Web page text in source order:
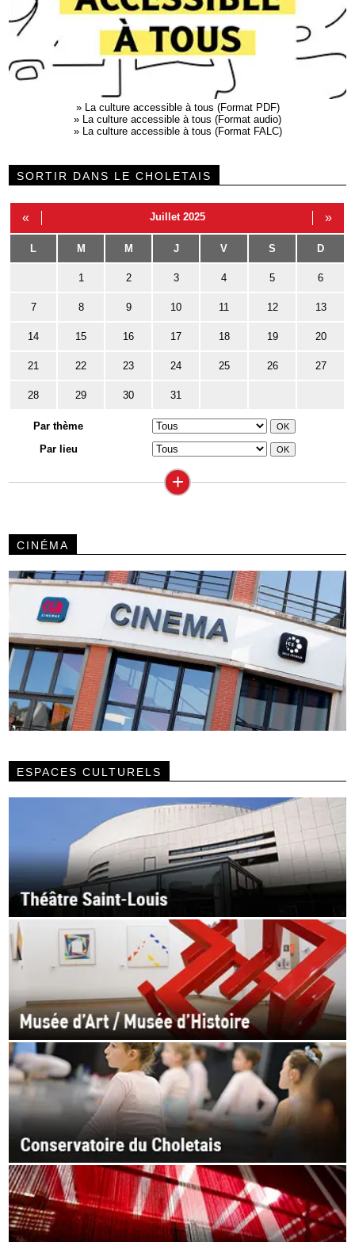
»
La culture accessible à tous (Format PDF)
»
La culture accessible à tous (Format audio)
»
La culture accessible à tous (Format FALC)
SORTIR DANS LE CHOLETAIS
« Juillet 2025 »
L M M J V S D
1 2 3 4 5 6
7 8 9 10 11 12 13
14 15 16 17 18 19 20
21 22 23 24 25 26 27
28 29 30 31
Par thème
Par lieu
+
CINÉMA
ESPACES CULTURELS